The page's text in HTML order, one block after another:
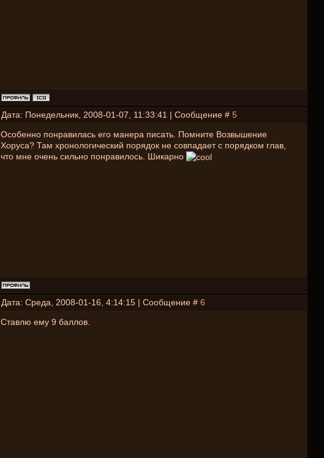
Дата: Понедельник, 2008-01-07, 11:33:41 | Сообщение # 5
Особенно понравилась его манера писать. Помните Возвышение
Хоруса? Там хронологический порядок не совпадает с порядком глав,
что мне очень сильно понравилось. Шикарно
Дата: Среда, 2008-01-16, 4:14:15 | Сообщение # 6
Ставлю ему 9 баллов.